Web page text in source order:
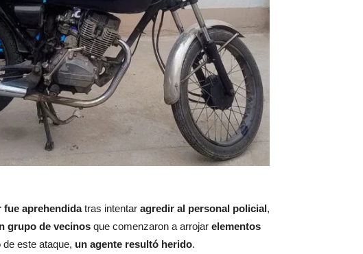
fue aprehendidatras intentar agredir al personal policial,
grupo de vecinos que comenzaron a arrojar elementos
de este ataque, un agente resultó herido.